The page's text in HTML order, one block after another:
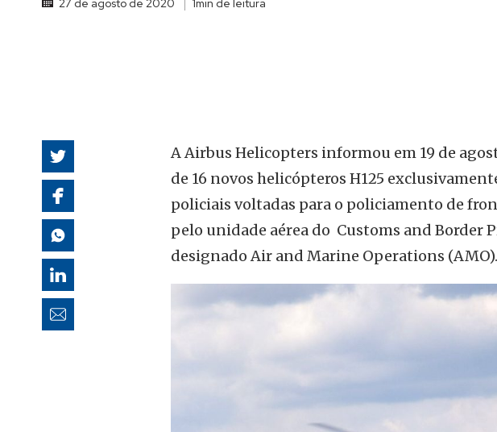
27 de agosto de 2020 1min de leitura
A Airbus Helicopters informou em 19 de
de 16 novos helicópteros H125
policiais voltadas para o policiamento de
pelo unidade aérea do Customs and Border
designado Air and Marine Operations (AMO).